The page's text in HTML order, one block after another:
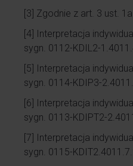
[3] Zgodnie z art. 3 ust.
[4] Interpretacja
sygn. 0112-KDIL2-
[5] Interpretacja
sygn. 0114-KDIP3-
[6] Interpretacja
sygn. 0113-KDIPT2-
[7] Interpretacja
sygn. 0115-